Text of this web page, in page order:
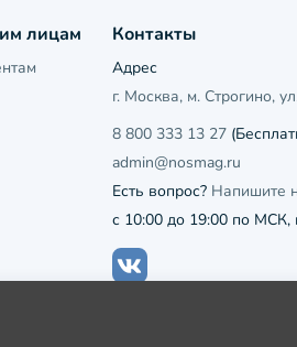
лицам Контакты
Адрес
г. Москва, м. Строгино,
8 800 333 13 27
admin@nosmag.ru
Есть вопрос? Напишите
с 10:00 до 19:00 по